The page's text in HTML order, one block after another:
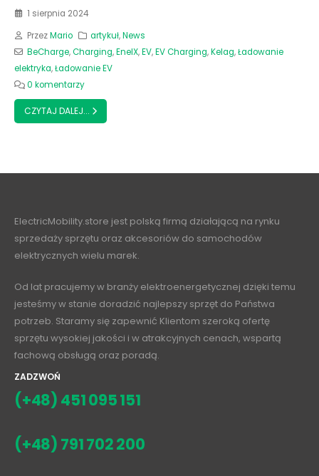
1 sierpnia 2024
PrzezMario artykuł,News
BeCharge,Charging,EnelX,EV,EV Charging,Kelag,Ładowanie
elektryka,Ładowanie EV
0 komentarzy
CZYTAJ DALEJ...
ElectricMobility.store jest polską firmą działającą na rynku
sprzedaży sprzętu oraz akcesoriów do samochodów
elektrycznych wielu marek.
Od lat pracujemy w branży elektroenergetycznej dzięki temu
jesteśmy w stanie doradzić najlepszy sprzęt do Państwa
potrzeb. Staramy się zapewnić Klientom szeroką ofertę
sprzętu wysokiej jakości i w atrakcyjnych cenach, wspartą
fachową obsługą oraz poradą.
ZADZWOŃ
(+48) 451 095 151
(+48) 791 702 200